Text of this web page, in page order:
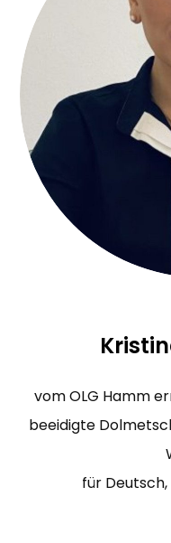
vom OLG Hamm
beeidigte
für Deutsch,